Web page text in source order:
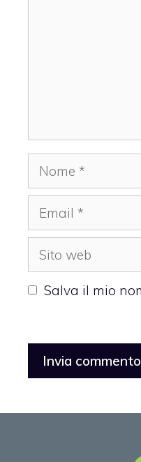
Nome
Email
Sito
web
Salva il mio